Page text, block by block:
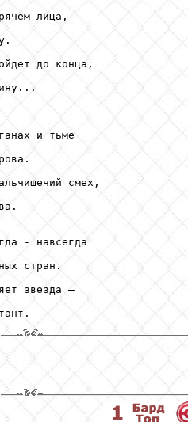
лица,
до конца,
и тьме
смех,
- навсегда
стран.
звезда —